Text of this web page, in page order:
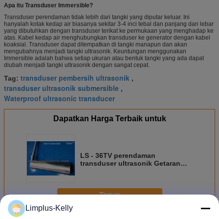
Apa itu Transduser Immersible?
Transduser perendaman tidak lebih dari tangki yang diputar keluar. Ini
hanyalah kotak kedap air biasanya sekitar 3-4 inci tebal dan panjang dan lebar
yang dibutuhkan dengan transduser terikat ke permukaan yang menghadap ke
atas. Kabel kedap air menghubungkan transduser ke generator dengan kabel
koaksial. Transduser dapat ditempatkan di tangki manapun dan akan
mengubahnya menjadi tangki ultrasonik. Keuntungan menggunakan
Immersible adalah bahwa setiap ukuran atau bentuk tangki yang ada dapat
diubah menjadi tangki ultrasonik dengan sangat cepat.
Tag: transduser pembersih ultrasonik ,
transduser ultrasonik submersible ,
Waterproof ultrasonic transducer
Dapatkan Harga Terbaik untuk
LS - 36TV perendaman
transduser ultrasonik Getaran
Terus
Limplus-Kelly